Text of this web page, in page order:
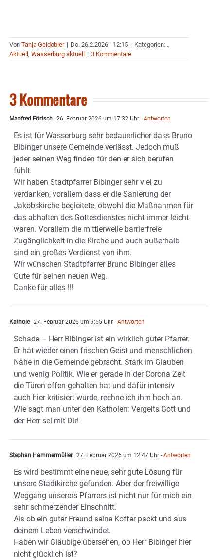
Von Tanja Geidobler | Do. 26.2.2026 - 12:15 | Kategorien: .,
Aktuell , Wasserburg aktuell | 3 Kommentare
3 Kommentare
Manfred Förtsch 26. Februar 2026 um 17:32 Uhr - Antworten
Es ist für Wasserburg sehr bedauerlicher dass Bruno
Bibinger unsere Gemeinde verlässt. Jedoch muß
jeder seinen Weg finden für den er sich berufen
fühlt.
Wir haben Stadtpfarrer Bibinger sehr viel zu
verdanken, vorallem dass er die Sanierung der
Jakobskirche begleitete, obwohl die Maßnahmen für
das abhalten des Gottesdienstes nicht immer leicht
waren. Vorallem die mittlerweile barrierfreie
Zugänglichkeit in die Kirche und auch außerhalb
sind ein großes Verdienst von ihm.
Wir wünschen Stadtpfarrer Bruno Bibinger alles
Gute für seinen neuen Weg.
Danke für alles !!!
Kathole 27. Februar 2026 um 9:55 Uhr - Antworten
Schade – Herr Bibinger ist ein wirklich guter Pfarrer.
Er hat wieder einen frischen Geist und menschlichen
Nähe in die Gemeinde gebracht. Stark im Glauben
und wenig Politik. Wie er gerade in der Corona Zeit
die Türen offen gehalten hat und dafür intensiv
auch hier kritisiert wurde, rechne ich ihm hoch an.
Wie sagt man unter den Katholen: Vergelts Gott und
der Herr sei mit Dir!
Stephan Hammermüller 27. Februar 2026 um 12:47 Uhr - Antworten
Es wird bestimmt eine neue, sehr gute Lösung für
unsere Stadtkirche gefunden. Aber der freiwillige
Weggang unserers Pfarrers ist nicht nur für mich ein
sehr schmerzender Einschnitt.
Als ob ein guter Freund seine Koffer packt und aus
deinem Leben verschwindet.
Haben wir Gläubige übersehen, ob Herr Bibinger hier
nicht glücklich ist?